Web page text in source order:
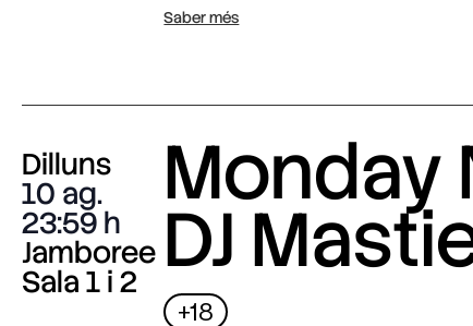
Saber més
Dilluns
10 ag.
23:59
Jamboree
Sala 1 i 2
Monday
DJ
+18